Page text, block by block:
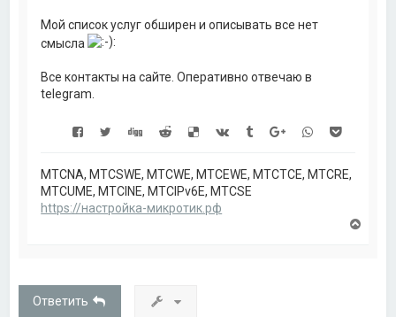
Мой список услуг обширен и описывать все нет
смысла
Все контакты на сайте. Оперативно отвечаю в
telegram.
MTCNA, MTCSWE, MTCWE, MTCEWE, MTCTCE, MTCRE,
MTCUME, MTCINE, MTCIPv6E, MTCSE
https://настройка-микротик.рф
Ответить